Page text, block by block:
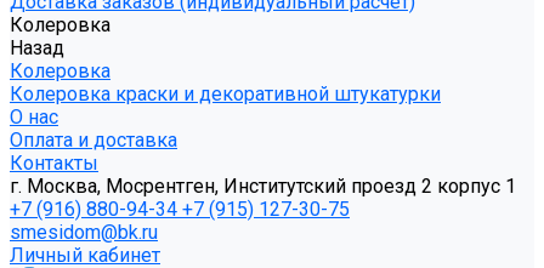
Колеровка
Назад
Колеровка
Колеровка краски и декоративной штукатурки
О нас
Оплата и доставка
Контакты
г. Москва, Мосрентген, Институтский проезд 2 корпус 1
+7 (916) 880-94-34 +7 (915) 127-30-75
smesidom@bk.ru
Личный кабинет